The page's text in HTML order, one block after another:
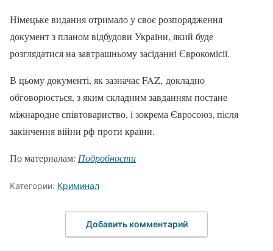
Німецьке видання отримало у своє розпорядження
документ з планом відбудови України, який буде
розглядатися на завтрашньому засіданні Єврокомісії.
В цьому документі, як зазначає FAZ, докладно
обговорюється, з яким складним завданням постане
міжнародне співтовариство, і зокрема Євросоюз, після
закінчення війни рф проти країни.
По материалам: Подробности
Категории: Криминал
Добавить комментарий